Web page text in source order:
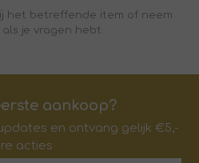
het betreffende item of neem
je vragen hebt.
aankoop?
en ontvang gelijk €5,-
acties